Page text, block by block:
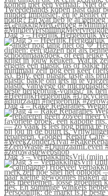
Dag 5 – Heerlijk Hergebruik
Dag 4 – Rake Reparaties
Dag 3 – VerpakkingsVrij (mijn